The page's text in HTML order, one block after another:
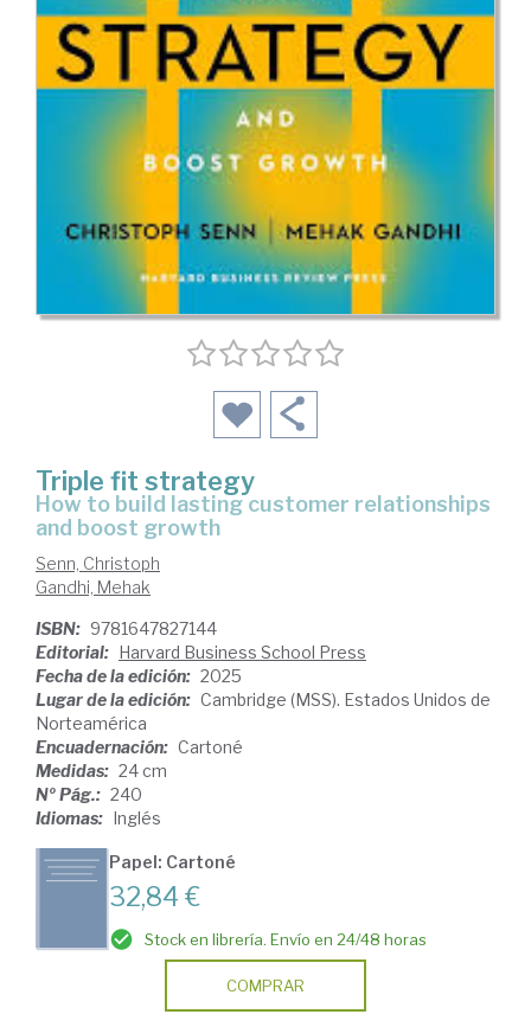
Triple fit strategy
how to build lasting customer relationships
and boost growth
Senn, Christoph
Gandhi, Mehak
ISBN: 9781647827144
Editorial: Harvard Business School Press
Fecha de la edición: 2025
Lugar de la edición: Cambridge (MSS). Estados Unidos de
Norteamérica
Encuadernación: Cartoné
Medidas: 24 cm
Nº Pág.: 240
Idiomas: Inglés
Papel: Cartoné
32,84 €
Stock en librería. Envío en 24/48 horas
COMPRAR